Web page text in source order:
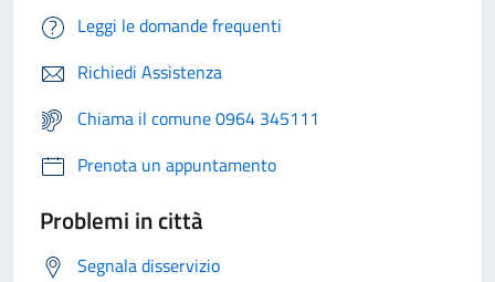
Leggi le domande frequenti
Richiedi Assistenza
Chiama il comune 0964 345111
Prenota un appuntamento
Problemi in città
Segnala disservizio